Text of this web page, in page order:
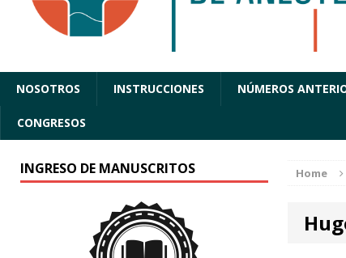
NOSOTROS INSTRUCCIONES NÚMEROS
CONGRESOS
Home
INGRESO DE MANUSCRITOS